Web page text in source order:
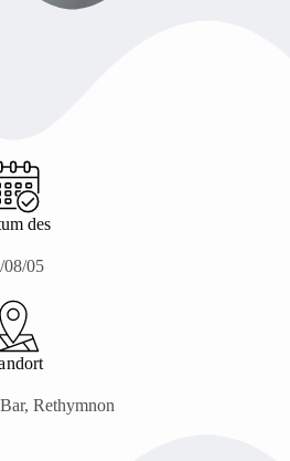
des
08/05
Rethymnon